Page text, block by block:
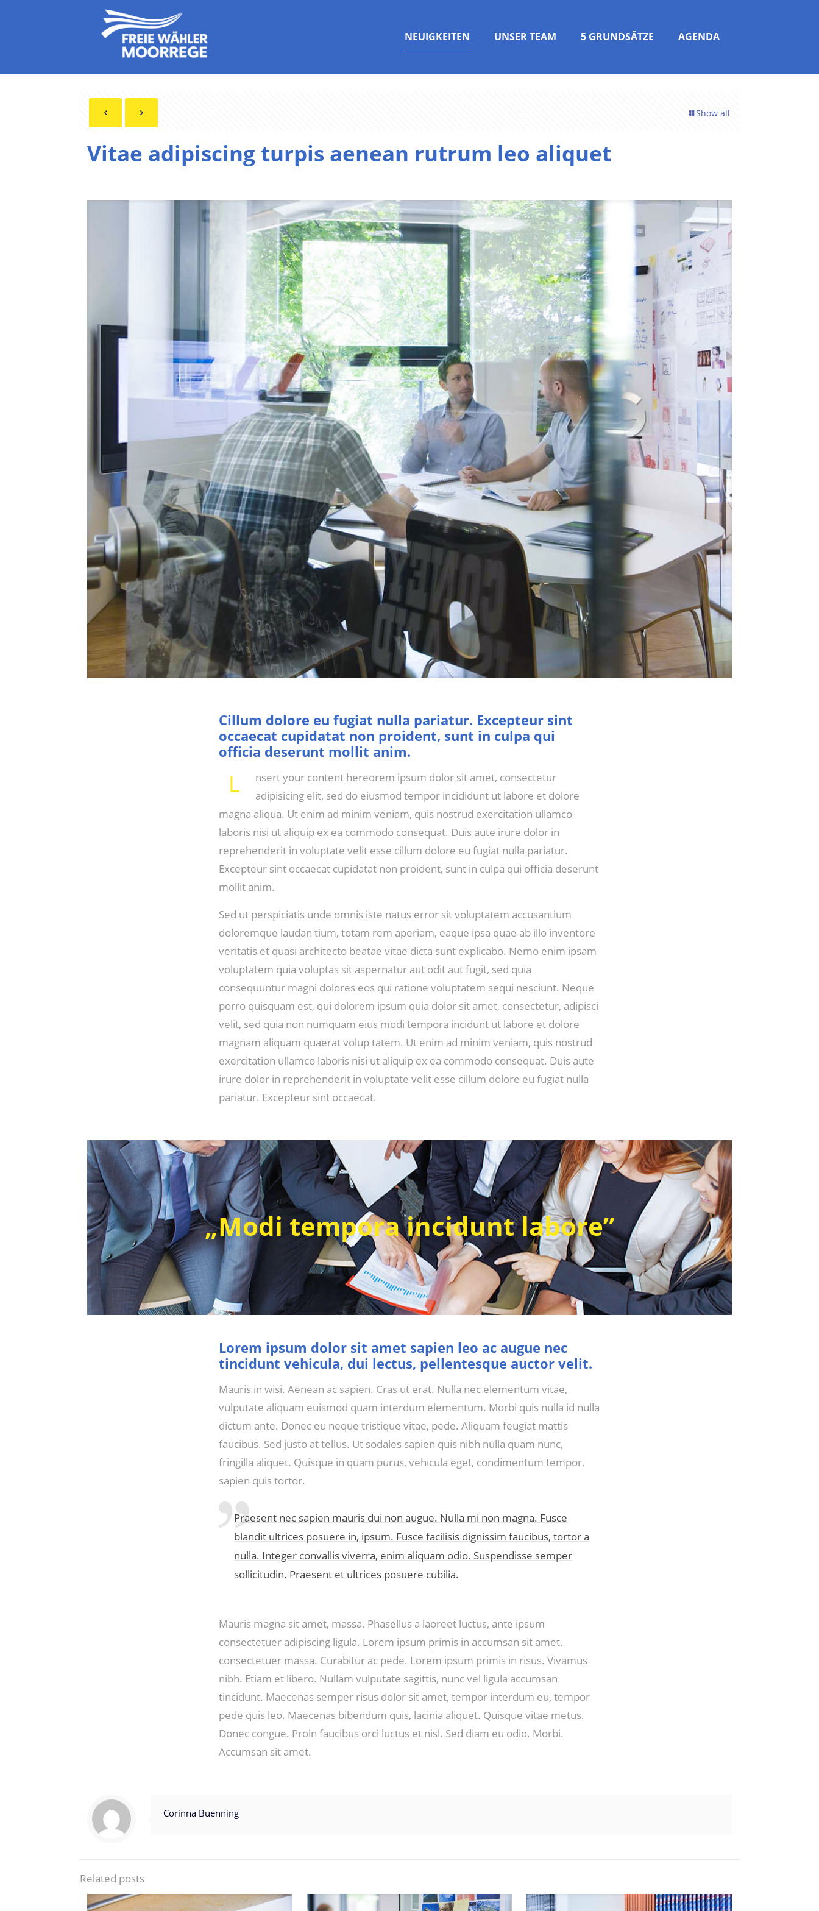
NEUIGKEITEN UNSER TEAM 5 GRUNDSÄTZE AGENDA
Show all
Vitae adipiscing turpis aenean rutrum leo aliquet
Cillum dolore eu fugiat nulla pariatur. Excepteur sint
occaecat cupidatat non proident, sunt in culpa qui
officia deserunt mollit anim.
L
nsert your content hereorem ipsum dolor sit amet, consectetur
adipisicing elit, sed do eiusmod tempor incididunt ut labore et dolore
magna aliqua. Ut enim ad minim veniam, quis nostrud exercitation ullamco
laboris nisi ut aliquip ex ea commodo consequat. Duis aute irure dolor in
reprehenderit in voluptate velit esse cillum dolore eu fugiat nulla pariatur.
Excepteur sint occaecat cupidatat non proident, sunt in culpa qui officia deserunt
mollit anim.
Sed ut perspiciatis unde omnis iste natus error sit voluptatem accusantium
doloremque laudan tium, totam rem aperiam, eaque ipsa quae ab illo inventore
veritatis et quasi architecto beatae vitae dicta sunt explicabo. Nemo enim ipsam
voluptatem quia voluptas sit aspernatur aut odit aut fugit, sed quia
consequuntur magni dolores eos qui ratione voluptatem sequi nesciunt. Neque
porro quisquam est, qui dolorem ipsum quia dolor sit amet, consectetur, adipisci
velit, sed quia non numquam eius modi tempora incidunt ut labore et dolore
magnam aliquam quaerat volup tatem. Ut enim ad minim veniam, quis nostrud
exercitation ullamco laboris nisi ut aliquip ex ea commodo consequat. Duis aute
irure dolor in reprehenderit in voluptate velit esse cillum dolore eu fugiat nulla
pariatur. Excepteur sint occaecat.
„Modi tempora incidunt labore”
Lorem ipsum dolor sit amet sapien leo ac augue nec
tincidunt vehicula, dui lectus, pellentesque auctor velit.
Mauris in wisi. Aenean ac sapien. Cras ut erat. Nulla nec elementum vitae,
vulputate aliquam euismod quam interdum elementum. Morbi quis nulla id nulla
dictum ante. Donec eu neque tristique vitae, pede. Aliquam feugiat mattis
faucibus. Sed justo at tellus. Ut sodales sapien quis nibh nulla quam nunc,
fringilla aliquet. Quisque in quam purus, vehicula eget, condimentum tempor,
sapien quis tortor.
Praesent nec sapien mauris dui non augue. Nulla mi non magna. Fusce
blandit ultrices posuere in, ipsum. Fusce facilisis dignissim faucibus, tortor a
nulla. Integer convallis viverra, enim aliquam odio. Suspendisse semper
sollicitudin. Praesent et ultrices posuere cubilia.
Mauris magna sit amet, massa. Phasellus a laoreet luctus, ante ipsum
consectetuer adipiscing ligula. Lorem ipsum primis in accumsan sit amet,
consectetuer massa. Curabitur ac pede. Lorem ipsum primis in risus. Vivamus
nibh. Etiam et libero. Nullam vulputate sagittis, nunc vel ligula accumsan
tincidunt. Maecenas semper risus dolor sit amet, tempor interdum eu, tempor
pede quis leo. Maecenas bibendum quis, lacinia aliquet. Quisque vitae metus.
Donec congue. Proin faucibus orci luctus et nisl. Sed diam eu odio. Morbi.
Accumsan sit amet.
Corinna Buenning
Related posts